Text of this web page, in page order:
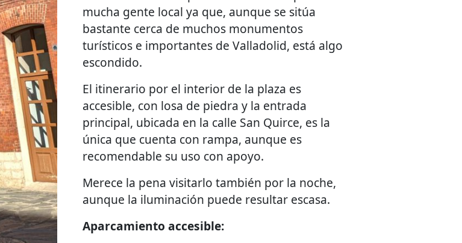
mucha gente local ya que, aunque se sitúa
bastante cerca de muchos monumentos
turísticos e importantes de Valladolid, está algo
escondido.
El itinerario por el interior de la plaza es
accesible, con losa de piedra y la entrada
principal, ubicada en la calle San Quirce, es la
única que cuenta con rampa, aunque es
recomendable su uso con apoyo.
Merece la pena visitarlo también por la noche,
aunque la iluminación puede resultar escasa.
Aparcamiento accesible: